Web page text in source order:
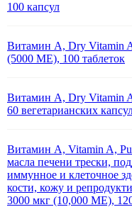
100 капсул
Витамин А, Dry Vitamin
(5000 МЕ), 100 таблеток
Витамин А, Dry Vitamin
60 вегетарианских
Витамин A, Vitamin A,
масла печени трески,
иммунное и клеточное
кости, кожу и
3000 мкг (10,000 МЕ),